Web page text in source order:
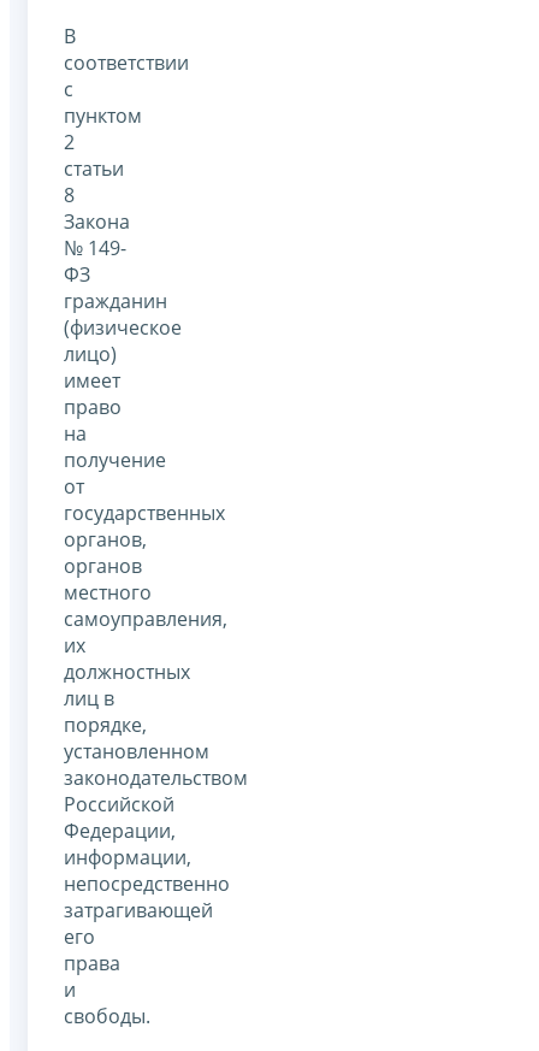
В
соответствии
с
пунктом
2
статьи
8
Закона
№ 149-
ФЗ
гражданин
(физическое
лицо)
имеет
право
на
получение
от
государственных
органов,
органов
местного
самоуправления,
их
должностных
лиц в
порядке,
установленном
законодательством
Российской
Федерации,
информации,
непосредственно
затрагивающей
его
права
и
свободы.